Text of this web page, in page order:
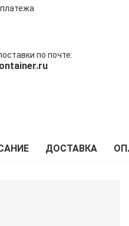
по почте:
ДОСТАВКА